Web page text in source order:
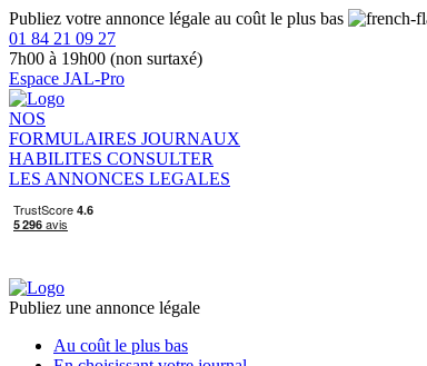
Publiez votre annonce légale au coût le plus bas
01 84 21 09 27
7h00 à 19h00 (non surtaxé)
Espace JAL-Pro
NOS
FORMULAIRES JOURNAUX
HABILITES CONSULTER
LES ANNONCES LEGALES
Publiez une annonce légale
Au coût le plus bas